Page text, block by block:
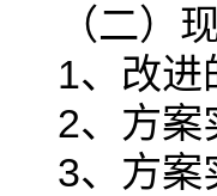
（二）
1、改进
2、方案
3、方案